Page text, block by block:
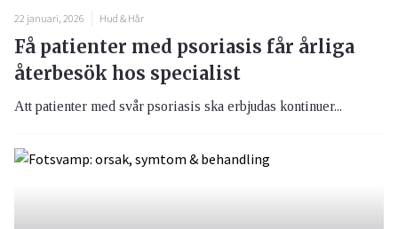
22 januari, 2026 Hud & Hår
Få patienter med psoriasis får årliga
återbesök hos specialist
Att patienter med svår psoriasis ska erbjudas kontinuer...